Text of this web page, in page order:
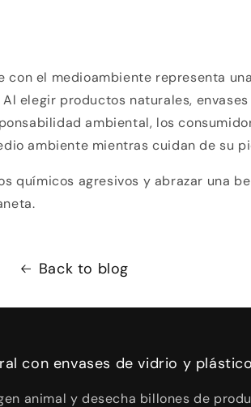
con el medioambiente representa
elegir productos naturales,
ambiental, los
ambiente mientras cuidan de su
químicos agresivos y abrazar una
Back to blog
con envases de vidrio y
animal y desecha billones de